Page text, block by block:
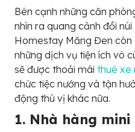
Bên cạnh những căn
nhìn ra quang cảnh đồi
Homestay Măng Đen còn
những dịch vụ tiện ích vô
sẽ được thoải mái thuê xe
chức tiệc nướng và tận
động thú vị khác nữa.
1. Nhà hàng mini